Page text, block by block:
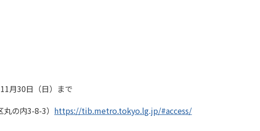
月30日（日）まで
の内3-8-3） https://tib.metro.tokyo.lg.jp/#access/